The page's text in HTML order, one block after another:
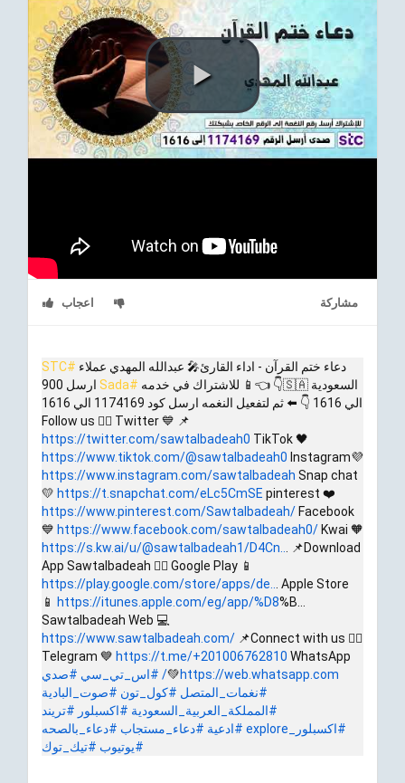
رياضي
Sudani tones
اعجاب مشاركة
دعاء ختم القرآن - اداء القارئ🎤 عبدالله المهدي عملاء #STC
السعودية 🇸🇦👇 👈📱 للاشتراك في خدمه
#Sada
ارسل 900
الي 1616 👇 ⬅️ ثم لتفعيل النغمه ارسل كود 1174169 الي 1616
📌 Follow us 👇🏼 Twitter 💙
https://twitter.com/sawtalbadeah0 TikTok 🖤
https://www.tiktok.com/@sawtalbadeah0 Instagram💜
https://www.instagram.com/sawtalbadeah Snap chat
💛 https://t.snapchat.com/eLc5CmSE pinterest ❤️
https://www.pinterest.com/Sawtalbadeah/ Facebook
💙 https://www.facebook.com/sawtalbadeah0/ Kwai 🧡
https://s.kw.ai/u/@sawtalbadeah1/D4Cn... 📌Download
App Sawtalbadeah 👇🏼 Google Play 📱
https://play.google.com/store/apps/de... Apple Store
📱
https://itunes.apple.com/eg/app/%D8%B...
Sawtalbadeah Web 💻
https://www.sawtalbadeah.com/ 📌Connect with us 👇🏼
Telegram 💙 https://t.me/+201006762810 WhatsApp
💚https://web.whatsapp.com/ #اس_تي_سي #صدي
#نغمات_المتصل #كول_تون #صوت_البادية
#المملكة_العربية_السعودية #اكسبلور #تريند
#اكسبلور_explore
#ادعية #دعاء_مستجاب #دعاء_بالصحه
#يوتيوب #تيك_توك